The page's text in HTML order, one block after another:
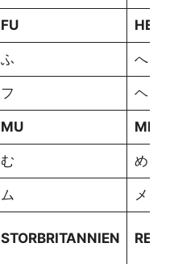
FU HE
ふ へ
フ ヘ
MU ME
む め
ム メ
STORBRITANNIEN RE